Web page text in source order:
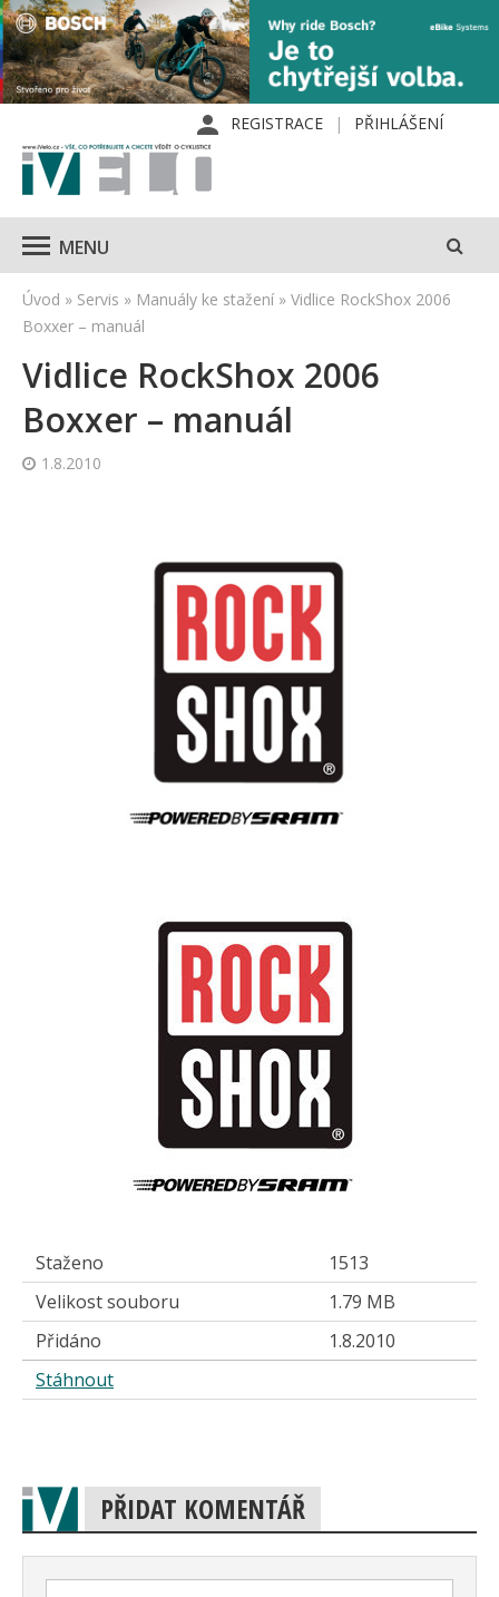
REGISTRACE PŘIHLÁŠENÍ
MENU
Úvod » Servis » Manuály ke stažení » Vidlice RockShox 2006
Boxxer – manuál
Vidlice RockShox 2006
Boxxer – manuál
1.8.2010
Staženo
1513
Velikost souboru
1.79 MB
Přidáno
1.8.2010
Stáhnout
PŘIDAT KOMENTÁŘ